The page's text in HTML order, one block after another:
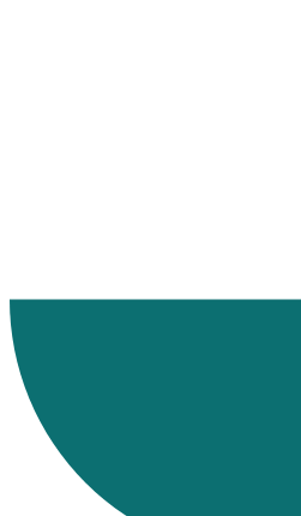
Makaleler
Almanya Demiryolu Taşımacılığı